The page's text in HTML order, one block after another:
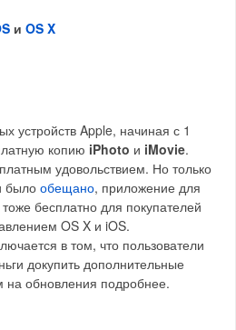
иOS X
устройств Apple, начиная с 1
копию iPhoto и iMovie.
удовольствием. Но только
былообещано, приложение для
бесплатно для покупателей
OS X и iOS.
в том, что пользователи
докупить дополнительные
обновления подробнее.